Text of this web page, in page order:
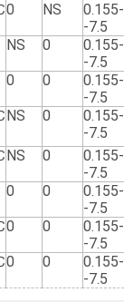
0 NS
0.155-
-7.5
NS 0
0.155-
-7.5
0 0
0.155-
-7.5
NS 0
0.155-
-7.5
NS 0
0.155-
-7.5
0 0
0.155-
-7.5
0 0
0.155-
-7.5
0 0
0.155-
-7.5